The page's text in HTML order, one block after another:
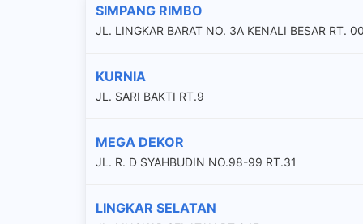
SIMPANG RIMBO
JL. LINGKAR BARAT NO. 3A KENALI BESAR RT.
KURNIA
JL. SARI BAKTI RT.9
MEGA DEKOR
JL. R. D SYAHBUDIN NO.98-99 RT.31
LINGKAR SELATAN